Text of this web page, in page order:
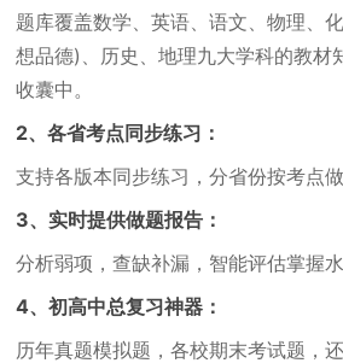
题库覆盖数学、英语、语文、物理、
想品德)、历史、地理九大学科的教材
收囊中。
2、各省考点同步练习：
支持各版本同步练习，分省份按考点
3、实时提供做题报告：
分析弱项，查缺补漏，智能评估掌握水
4、初高中总复习神器：
历年真题模拟题，各校期末考试题，